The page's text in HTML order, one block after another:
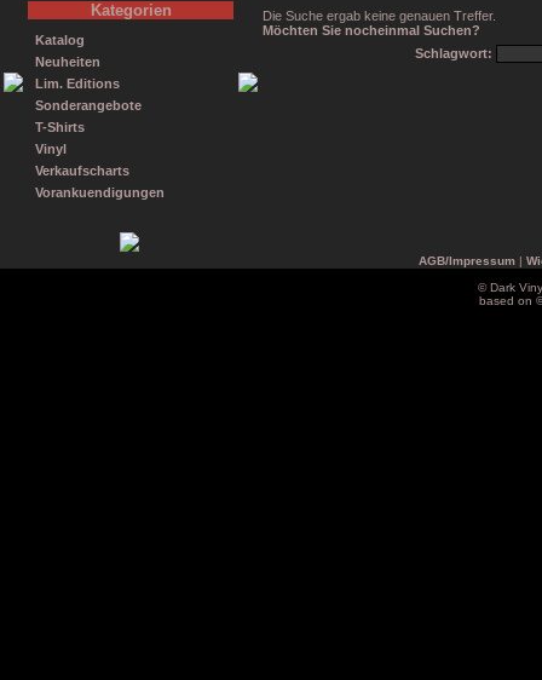
Kategorien
Katalog
Neuheiten
Lim. Editions
Sonderangebote
T-Shirts
Vinyl
Verkaufscharts
Vorankuendigungen
Die Suche ergab keine genauen Treffer.
Möchten Sie nocheinmal Suchen?
Schlagwort:
AGB/Impressum|
© Dark
based on